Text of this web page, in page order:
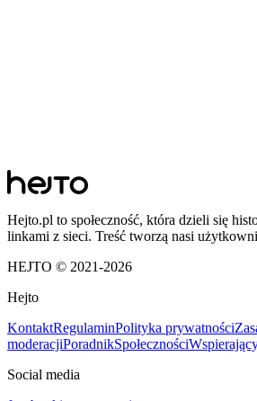
Hejto.pl to społeczność, która dzieli się
linkami z sieci. Treść tworzą nasi
HEJTO © 2021-2026
Hejto
KontaktRegulaminPolityka prywatności
moderacjiPoradnikSpołeczności
Social media